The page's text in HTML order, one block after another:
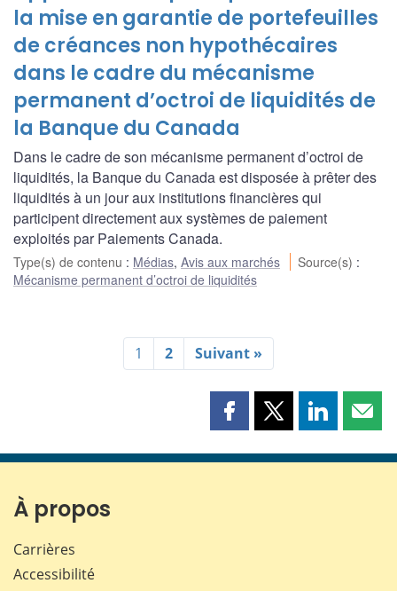
la mise en garantie de portefeuilles
de créances non hypothécaires
dans le cadre du mécanisme
permanent d’octroi de liquidités de
la Banque du Canada
Dans le cadre de son mécanisme permanent d’octroi de
liquidités, la Banque du Canada est disposée à prêter des
liquidités à un jour aux institutions financières qui
participent directement aux systèmes de paiement
exploités par Paiements Canada.
Type(s) de contenu : Médias, Avis aux marchés Source(s) :
Mécanisme permanent d’octroi de liquidités
1 2 Suivant »
Partager
page
Partager
page
Partager
page page
À propos
Carrières
Accessibilité